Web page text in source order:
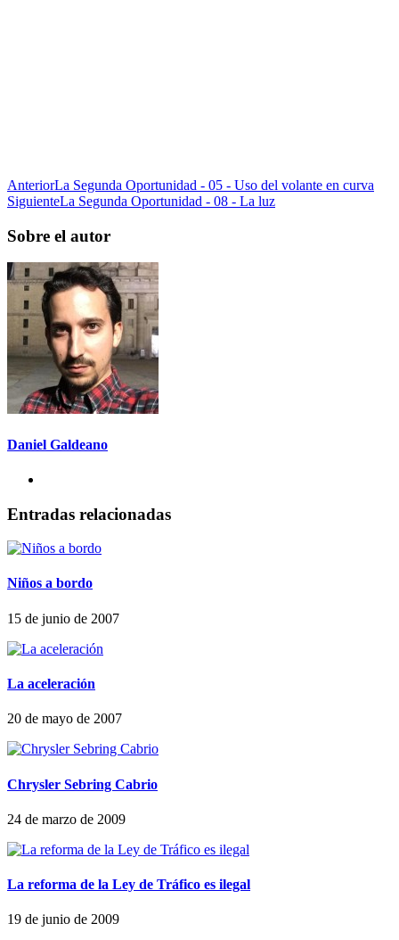
AnteriorLa Segunda Oportunidad - 05 - Uso del volante en curva
SiguienteLa Segunda Oportunidad - 08 - La luz
Sobre el autor
Daniel Galdeano
Entradas relacionadas
Niños a bordo
15 de junio de 2007
La aceleración
20 de mayo de 2007
Chrysler Sebring Cabrio
24 de marzo de 2009
La reforma de la Ley de Tráfico es ilegal
19 de junio de 2009